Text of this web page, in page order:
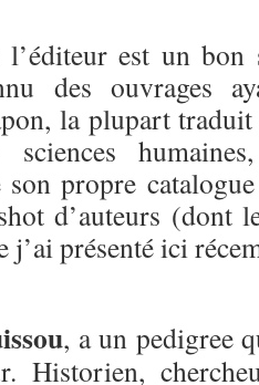
est un
des ouvrages
la plupart
son propre
d’auteurs (dont
j’ai présenté ici
, a un pedigree
Historien,